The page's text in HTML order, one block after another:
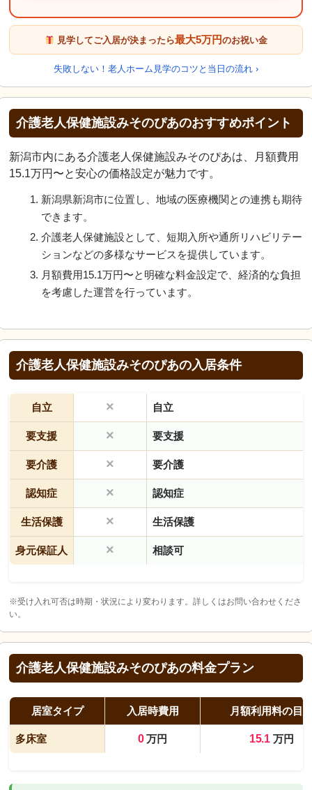
見学してご入居が決まったら最大5万円のお祝い金
失敗しない！老人ホーム見学のコツと当日の流れ ›
介護老人保健施設みそのぴあのおすすめポイント
新潟市内にある介護老人保健施設みそのぴあは、月額費用
15.1万円〜と安心の価格設定が魅力です。
新潟県新潟市に位置し、地域の医療機関との連携も期待
できます。
介護老人保健施設として、短期入所や通所リハビリテー
ションなどの多様なサービスを提供しています。
月額費用15.1万円〜と明確な料金設定で、経済的な負担
を考慮した運営を行っています。
介護老人保健施設みそのぴあの入居条件
自立 × 自立
要支援 × 要支援
要介護 × 要介護
認知症 × 認知症
生活保護 × 生活保護
身元保証人 × 相談可
※受け入れ可否は時期・状況により変わります。詳しくはお問い合わせくださ
い。
介護老人保健施設みそのぴあの料金プラン
居室タイプ 入居時費用 月額利用料の目
多床室 0万円 15.1万円